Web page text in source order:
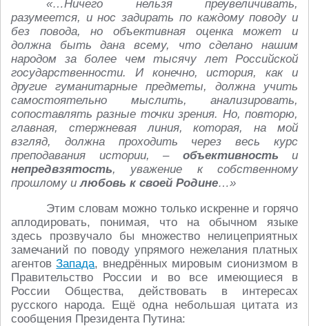
«…Ничего нельзя преувеличивать,
разумеется, и нос задирать по каждому поводу и
без повода, но объективная оценка может и
должна быть дана всему, что сделано нашим
народом за более чем тысячу лет Российской
государственности. И конечно, история, как и
другие гуманитарные предметы, должна учить
самостоятельно мыслить, анализировать,
сопоставлять разные точки зрения. Но, повторю,
главная, стержневая линия, которая, на мой
взгляд, должна проходить через весь курс
преподавания истории, – объективность и
непредвзятость, уважение к собственному
прошлому илюбовь к своей Родине…»
Этим словам можно только искренне и горячо
аплодировать, понимая, что на обычном языке
здесь прозвучало бы множество нелицеприятных
замечаний по поводу упрямого нежелания платных
агентовЗапада, внедрённых мировым сионизмом в
Правительство России и во все имеющиеся в
России Общества, действовать в интересах
русского народа. Ещё одна небольшая цитата из
сообщения Президента Путина: